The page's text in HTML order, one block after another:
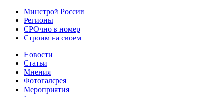
Минстрой России
Регионы
СРОчно в номер
Строим на своем
Новости
Статьи
Мнения
Фотогалерея
Мероприятия